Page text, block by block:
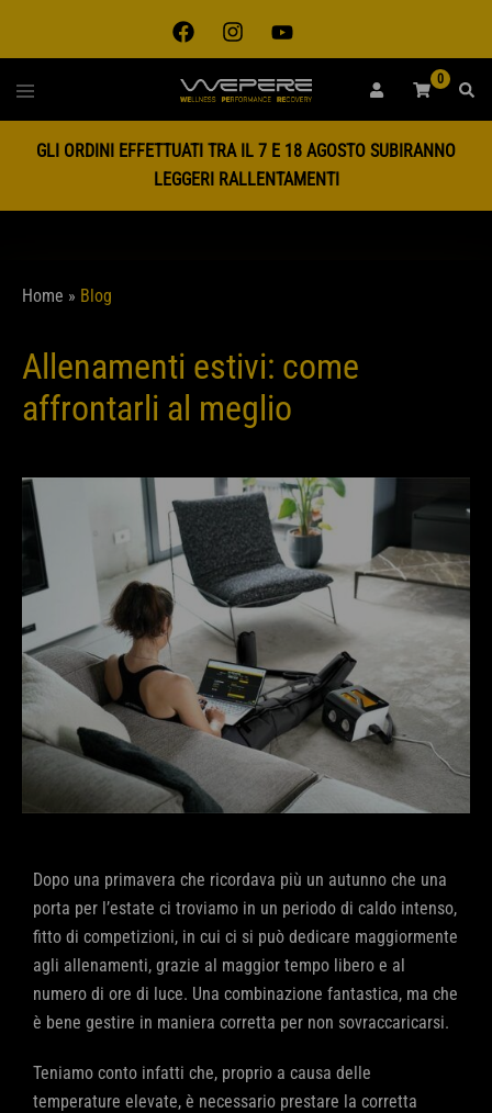
0
GLI ORDINI EFFETTUATI TRA IL 7 E 18 AGOSTO SUBIRANNO
LEGGERI RALLENTAMENTI
Home » Blog
Allenamenti estivi: come
affrontarli al meglio
Dopo una primavera che ricordava più un autunno che una
porta per l’estate ci troviamo in un periodo di caldo intenso,
fitto di competizioni, in cui ci si può dedicare maggiormente
agli allenamenti, grazie al maggior tempo libero e al
numero di ore di luce. Una combinazione fantastica, ma che
è bene gestire in maniera corretta per non sovraccaricarsi.
Teniamo conto infatti che, proprio a causa delle
temperature elevate, è necessario prestare la corretta